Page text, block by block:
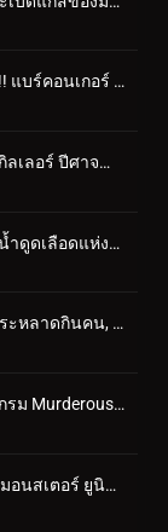
ตอนที่ 46 แบไต๋!! แบร์คอนเกอร์ สัตว์ประหลาดแห่งภูเขาหิมะ
ตอนที่ 47 โทโดกิลเลอร์ ปีศาจน้ำแข็งผู้เรียกความตาย
ตอนที่ 48 หนองน้ำดูดเลือดแห่งฮิรูเกอริลลา
ตอนที่ 49 สัตว์ประหลาดกินคน, อิโซจินแช็ค
ตอนที่ 50 โปรแกรม Murderous Aurora ของ Monster Kamestone
ตอนที่ 51 สโตนมอนสเตอร์ ยูนิคอร์นอส ปะทะ ดับเบิ้ลไรเดอร์คิก